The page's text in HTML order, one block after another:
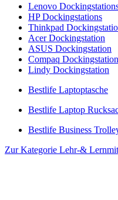
Lenovo
HP Dockingstations
Thinkpad
Acer Dockingstation
ASUS Dockingstation
Compaq Dockingstation
Lindy Dockingstation
Bestlife Laptoptasche
Bestlife Laptop
Bestlife Business
Zur Kategorie Lehr-&